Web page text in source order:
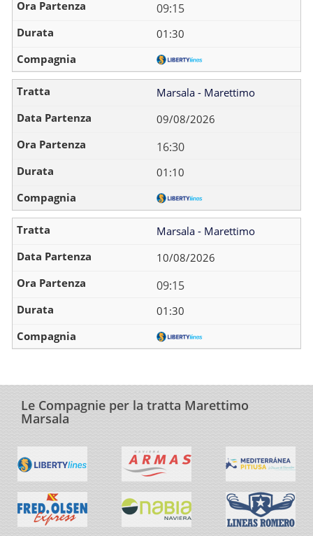
09:15
01:30
Marsala - Marettimo
09/08/2026
16:30
01:10
Marsala - Marettimo
10/08/2026
09:15
01:30
Le Compagnie per la tratta Marettimo
Marsala